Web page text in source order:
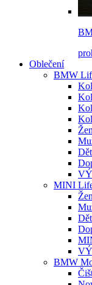
Oblečení
BMW
MINI
BMW